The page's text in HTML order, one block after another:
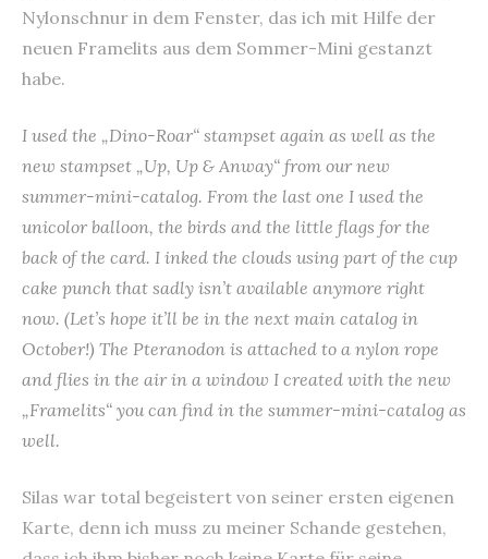
Nylonschnur in dem Fenster, das ich mit Hilfe der
neuen Framelits aus dem Sommer-Mini gestanzt
habe.
I used the „Dino-Roar“ stampset again as well as the
new stampset „Up, Up & Anway“ from our new
summer-mini-catalog. From the last one I used the
unicolor balloon, the birds and the little flags for the
back of the card. I inked the clouds using part of the cup
cake punch that sadly isn’t available anymore right
now. (Let’s hope it’ll be in the next main catalog in
October!) The Pteranodon is attached to a nylon rope
and flies in the air in a window I created with the new
„Framelits“ you can find in the summer-mini-catalog as
well.
Silas war total begeistert von seiner ersten eigenen
Karte, denn ich muss zu meiner Schande gestehen,